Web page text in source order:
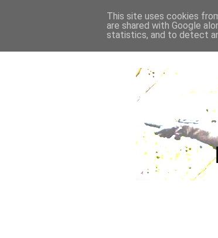
This site uses cookies
are shared with Google
statistics, and to detect